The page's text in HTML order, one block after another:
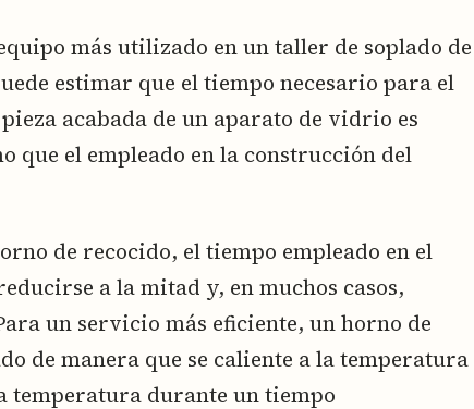
más utilizado en un taller de soplado de
estimar que el tiempo necesario para el
acabada de un aparato de vidrio es
que el empleado en la construcción del
de recocido, el tiempo empleado en el
a la mitad y, en muchos casos,
un servicio más eficiente, un horno de
de manera que se caliente a la temperatura
temperatura durante un tiempo